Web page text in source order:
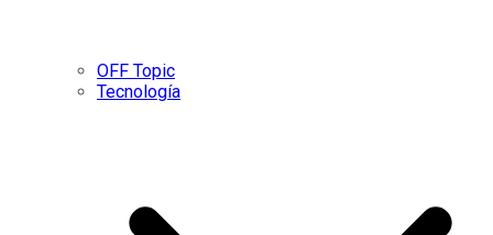
OFF Topic
Tecnología